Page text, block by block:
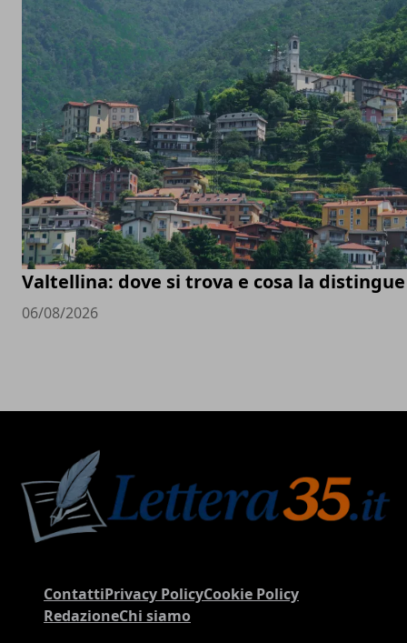
Valtellina: dove si trova e cosa la distingue
06/08/2026
ContattiPrivacy PolicyCookie Policy
RedazioneChi siamo